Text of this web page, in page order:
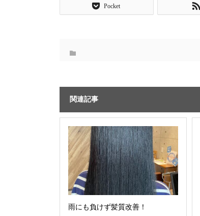
Pocket
関連記事
雨にも負けず髪質改善！